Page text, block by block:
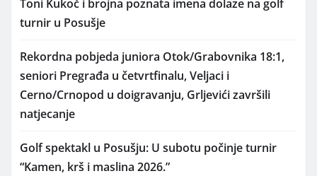
Toni Kukoč i brojna poznata imena dolaze na golf
turnir u Posušje
Rekordna pobjeda juniora Otok/Grabovnika 18:1,
seniori Pregrađa u četvrtfinalu, Veljaci i
Cerno/Crnopod u doigravanju, Grljevići završili
natjecanje
Golf spektakl u Posušju: U subotu počinje turnir
“Kamen, krš i maslina 2026.”